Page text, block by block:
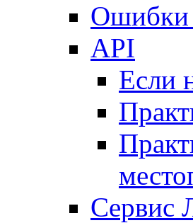
Ошибки
API
Если
Сервис